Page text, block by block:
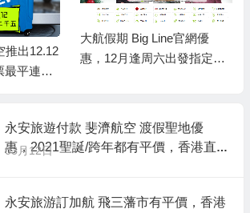
推出12.12
最平連稅
大航假期 Big Line官網優
惠，12月逢周六出發指定團
永安旅遊付款 斐濟航空 渡假聖地優
惠，2021聖誕/跨年都有平價，香港直
03月12日
永安旅游訂加航 飛三藩市有平價，香港